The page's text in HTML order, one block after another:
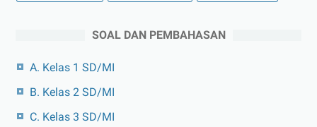
SOAL DAN PEMBAHASAN
A. Kelas 1 SD/MI
B. Kelas 2 SD/MI
C. Kelas 3 SD/MI